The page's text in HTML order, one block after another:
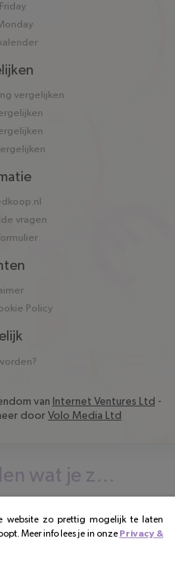
website zo prettig mogelijk te laten
Meer info lees je in onze Privacy &
vergelijken
vragen
Policy
van Internet Ventures Ltd -
door Volo Media Ltd